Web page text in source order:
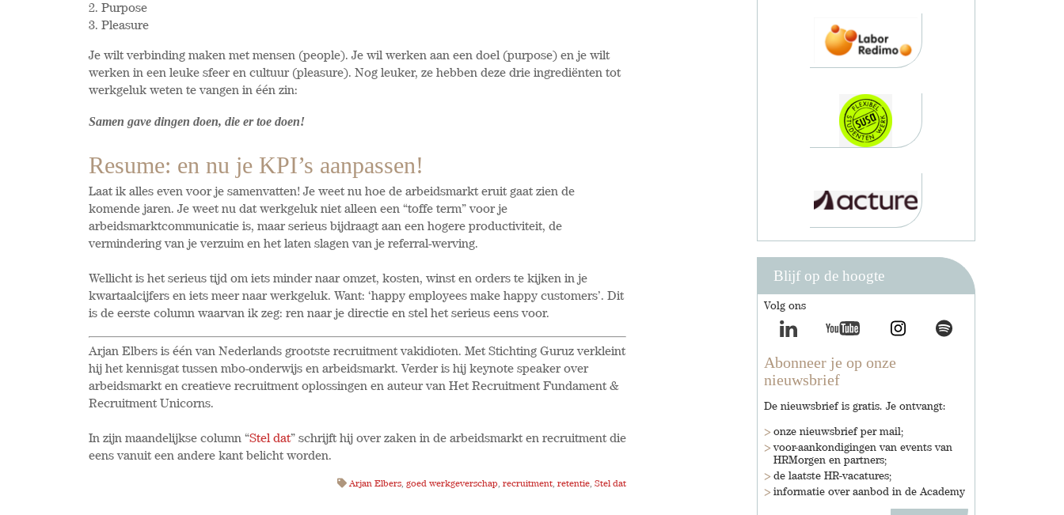
2. Purpose
3. Pleasure
Je wilt verbinding maken met mensen (people). Je wil werken aan een doel (purpose) en je wilt
werken in een leuke sfeer en cultuur (pleasure). Nog leuker, ze hebben deze drie ingrediënten tot
werkgeluk weten te vangen in één zin:
Samen gave dingen doen, die er toe doen!
Resume: en nu je KPI’s aanpassen!
Laat ik alles even voor je samenvatten! Je weet nu hoe de arbeidsmarkt eruit gaat zien de
komende jaren. Je weet nu dat werkgeluk niet alleen een “toffe term” voor je
arbeidsmarktcommunicatie is, maar serieus bijdraagt aan een hogere productiviteit, de
vermindering van je verzuim en het laten slagen van je referral-werving.
Wellicht is het serieus tijd om iets minder naar omzet, kosten, winst en orders te kijken in je
kwartaalcijfers en iets meer naar werkgeluk. Want: ‘happy employees make happy customers’. Dit
is de eerste column waarvan ik zeg: ren naar je directie en stel het serieus eens voor.
Arjan Elbers is één van Nederlands grootste recruitment vakidioten. Met Stichting Guruz verkleint
hij het kennisgat tussen mbo-onderwijs en arbeidsmarkt. Verder is hij keynote speaker over
arbeidsmarkt en creatieve recruitment oplossingen en auteur van Het Recruitment Fundament &
Recruitment Unicorns.
In zijn maandelijkse column “Stel dat” schrijft hij over zaken in de arbeidsmarkt en recruitment die
eens vanuit een andere kant belicht worden.
Arjan Elbers,goed werkgeverschap,recruitment,retentie,Stel dat
Blijf op de hoogte
Volg ons
Abonneer je op onze
nieuwsbrief
De nieuwsbrief is gratis. Je ontvangt:
onze nieuwsbrief per mail;
voor-aankondigingen van events van
HRMorgen en partners;
de laatste HR-vacatures;
informatie over aanbod in de Academy